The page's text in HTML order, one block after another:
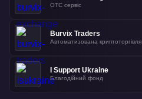
OTC сервіс
Burvix Traders
Автоматизована криптоторгівля
I Support Ukraine
Благодійний фонд